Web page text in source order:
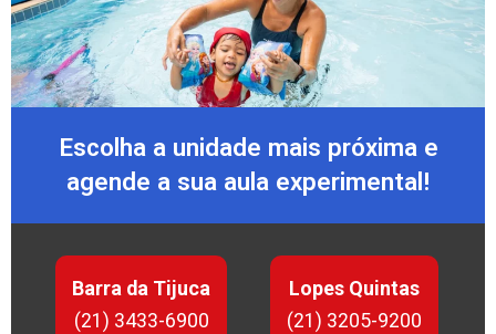
Escolha a unidade mais próxima e
agende a sua aula experimental!
Barra da Tijuca
(21) 3433-6900
Lopes Quintas
(21) 3205-9200